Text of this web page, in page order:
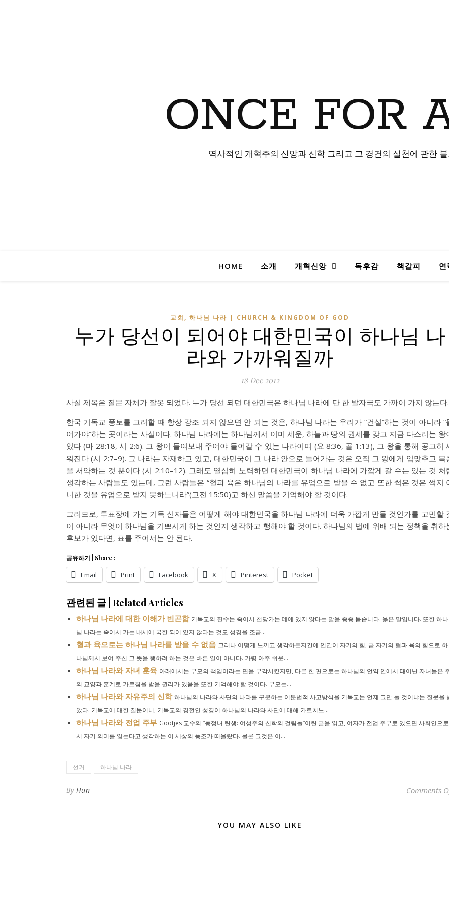
ONCE FOR
역사적인 개혁주의 신앙과 신학 그리고 그 경건의 실천에 관한
HOME 소개 개혁신앙 독후감 책갈피 연
교회, 하나님 나라 | CHURCH & KINGDOM OF GOD
누가 당선이 되어야 대한민국이 하나님 나
라와 가까워질까
18 Dec 2012
사실 제목은 질문 자체가 잘못 되었다. 누가 당선 되던 대한민국은 하나님 나라에 단 한 발자국도 가까이 가지 않는다.
한국 기독교 풍토를 고려할 때 항상 강조 되지 않으면 안 되는 것은, 하나님 나라는 우리가 “건설”하는 것이 아니라 “
어가야”하는 곳이라는 사실이다. 하나님 나라에는 하나님께서 이미 세운, 하늘과 땅의 권세를 갖고 지금 다스리는 왕
있다 (마 28:18, 시 2:6). 그 왕이 들여보내 주어야 들어갈 수 있는 나라이며 (요 8:36, 골 1:13), 그 왕을 통해 공고히
워진다 (시 2:7–9). 그 나라는 자재하고 있고, 대한민국이 그 나라 안으로 들어가는 것은 오직 그 왕에게 입맞추고 복
을 서약하는 것 뿐이다 (시 2:10–12). 그래도 열심히 노력하면 대한민국이 하나님 나라에 가깝게 갈 수는 있는 것 처
생각하는 사람들도 있는데, 그런 사람들은 “혈과 육은 하나님의 나라를 유업으로 받을 수 없고 또한 썩은 것은 썩지
니한 것을 유업으로 받지 못하느니라”(고전 15:50)고 하신 말씀을 기억해야 할 것이다.
그러므로, 투표장에 가는 기독 신자들은 어떻게 해야 대한민국을 하나님 나라에 더욱 가깝게 만들 것인가를 고민할
이 아니라 무엇이 하나님을 기쁘시게 하는 것인지 생각하고 행해야 할 것이다. 하나님의 법에 위배 되는 정책을 취하
후보가 있다면, 표를 주어서는 안 된다.
공유하기 | Share :
Email Print Facebook X Pinterest Pocket
관련된 글 | Related Articles
하나님 나라에 대한 이해가 빈곤함 기독교의 진수는 죽어서 천당가는 데에 있지 않다는 말을 종종 듣습니다. 옳은 말입니다. 또한 하나
님 나라는 죽어서 가는 내세에 국한 되어 있지 않다는 것도 성경을 조금...
혈과 육으로는 하나님 나라를 받을 수 없음 그러나 어떻게 느끼고 생각하든지간에 인간이 자기의 힘, 곧 자기의 혈과 육의 힘으로 하
나님께서 보여 주신 그 뜻을 행하려 하는 것은 바른 일이 아니다. 가령 아주 쉬운...
하나님 나라와 자녀 훈육 아래에서는 부모의 책임이라는 면을 부각시켰지만, 다른 한 편으로는 하나님의 언약 안에서 태어난 자녀들은
의 교양과 훈계로 가르침을 받을 권리가 있음을 또한 기억해야 할 것이다. 부모는...
하나님 나라와 자유주의 신학 하나님의 나라와 사단의 나라를 구분하는 이분법적 사고방식을 기독교는 언제 그만 둘 것이냐는 질문을
았다. 기독교에 대한 질문이니, 기독교의 경전인 성경이 하나님의 나라와 사단에 대해 가르치느...
하나님 나라와 전업 주부 Gootjes 교수의 “동정녀 탄생: 여성주의 신학의 걸림돌“이란 글을 읽고, 여자가 전업 주부로 있으면 사회인으로
서 자기 의미를 잃는다고 생각하는 이 세상의 풍조가 떠올랐다. 물론 그것은 이...
선거 하나님 나라
By Hun Comments
YOU MAY ALSO LIKE